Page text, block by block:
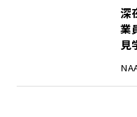
深
業
見